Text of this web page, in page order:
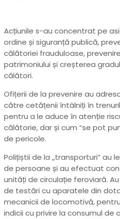
Acțiunile s-au concentrat pe
ordine și siguranță publică,
călătoriei frauduloase,
patrimoniului și creșterea
călători.
Ofițerii de la prevenire au
către cetățenii întâlniți în
pentru a le aduce în atenție
călătorie, dar și cum “se pot
de pericole.
Polițiștii de la ,,transporturi” au
de persoane și au efectuat
unități de circulație feroviară.
de testări cu aparatele din
mecanicii de locomotivă,
indicii cu privire la consumul de